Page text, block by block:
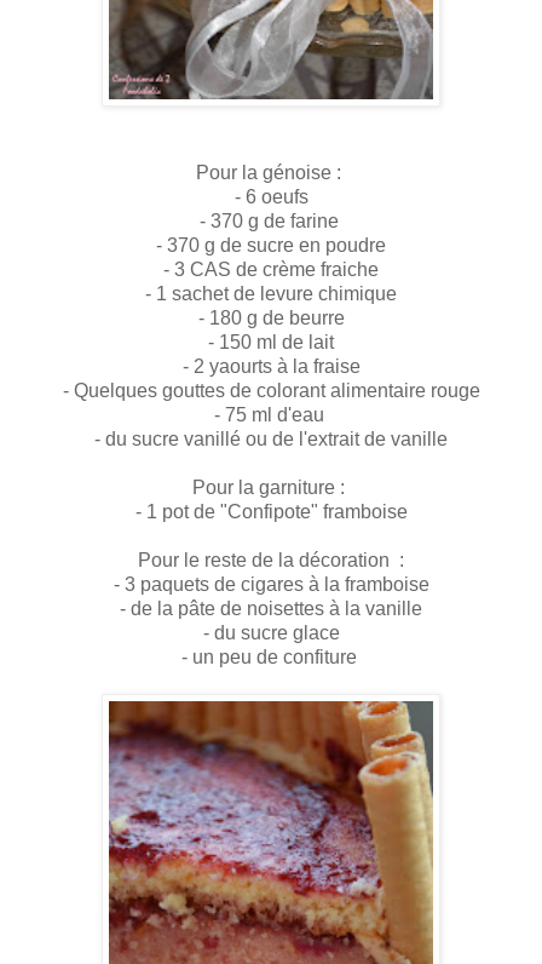
Pour la génoise :
- 6 oeufs
- 370 g de farine
- 370 g de sucre en poudre
- 3 CAS de crème fraiche
- 1 sachet de levure chimique
- 180 g de beurre
- 150 ml de lait
- 2 yaourts à la fraise
- Quelques gouttes de colorant alimentaire rouge
- 75 ml d'eau
- du sucre vanillé ou de l'extrait de vanille
Pour la garniture :
- 1 pot de "Confipote" framboise
Pour le reste de la décoration :
- 3 paquets de cigares à la framboise
- de la pâte de noisettes à la vanille
- du sucre glace
- un peu de confiture